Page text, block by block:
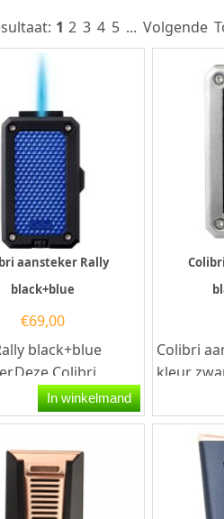
1 2 3 4 5 ... Volgende
aansteker Rally
black+blue
€69,00
black+blue
Colibri
heeft een
In winkelmand
Colibri
kleur
Colibri